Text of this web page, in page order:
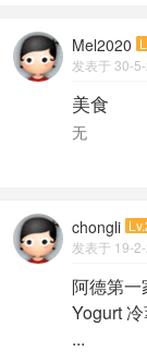
Mel2020
发表于 30-
美食
无
chongli
发表于 19-
阿德第
Yogurt
...